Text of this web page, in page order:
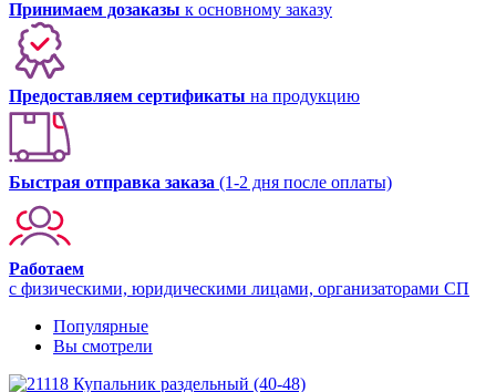
Принимаем дозаказы к основному заказу
Предоставляем сертификаты на продукцию
Быстрая отправка заказа (1-2 дня после оплаты)
Работаем
с физическими, юридическими лицами, организаторами СП
Популярные
Вы смотрели